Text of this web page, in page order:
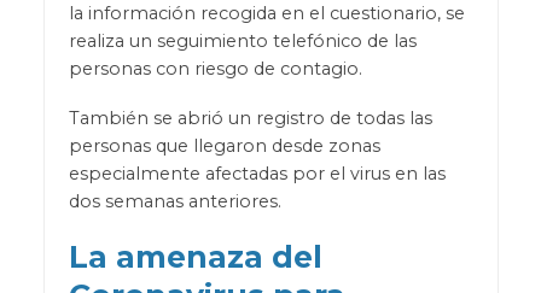
la información recogida en el cuestionario, se
realiza un seguimiento telefónico de las
personas con riesgo de contagio.
También se abrió un registro de todas las
personas que llegaron desde zonas
especialmente afectadas por el virus en las
dos semanas anteriores.
La amenaza del